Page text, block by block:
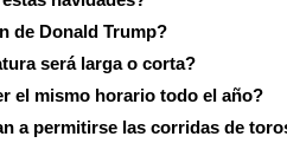
de Donald Trump?
será larga o corta?
el mismo horario todo el año?
a permitirse las corridas de